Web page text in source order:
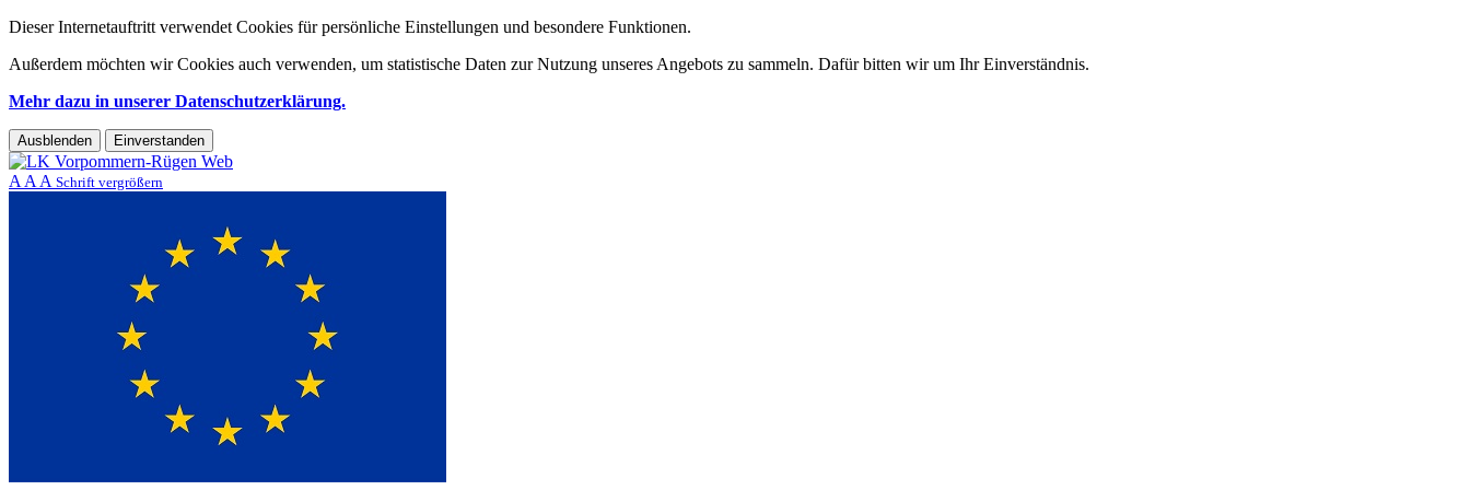
Dieser Internetauftritt verwendet Cookies für persönliche Einstellungen und besondere Funktionen.
Außerdem möchten wir Cookies auch verwenden, um statistische Daten zur Nutzung unseres Angebots zu sammeln. Dafür bitten wir um Ihr Einverständnis.
Mehr dazu in unserer Datenschutzerklärung.
Ausblenden Einverstanden
A A A Schrift vergrößern